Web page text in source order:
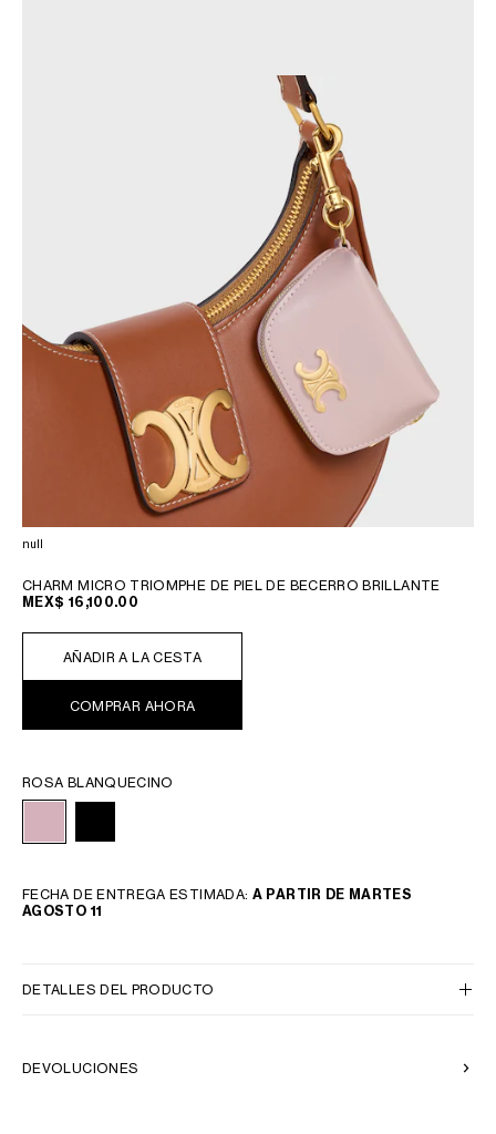
null
CHARM MICRO TRIOMPHE DE PIEL DE BECERRO BRILLANTE
MEX$ 16,100.00
AÑADIR A LA CESTA
COMPRAR AHORA
ROSA BLANQUECINO
FECHA DE ENTREGA ESTIMADA: A PARTIR DE MARTES
AGOSTO 11
DETALLES DEL PRODUCTO
DEVOLUCIONES